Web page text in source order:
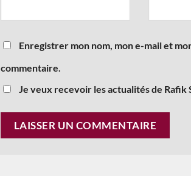
Enregistrer mon nom, mon e-mail et
commentaire.
Je veux recevoir les actualités de Rafik